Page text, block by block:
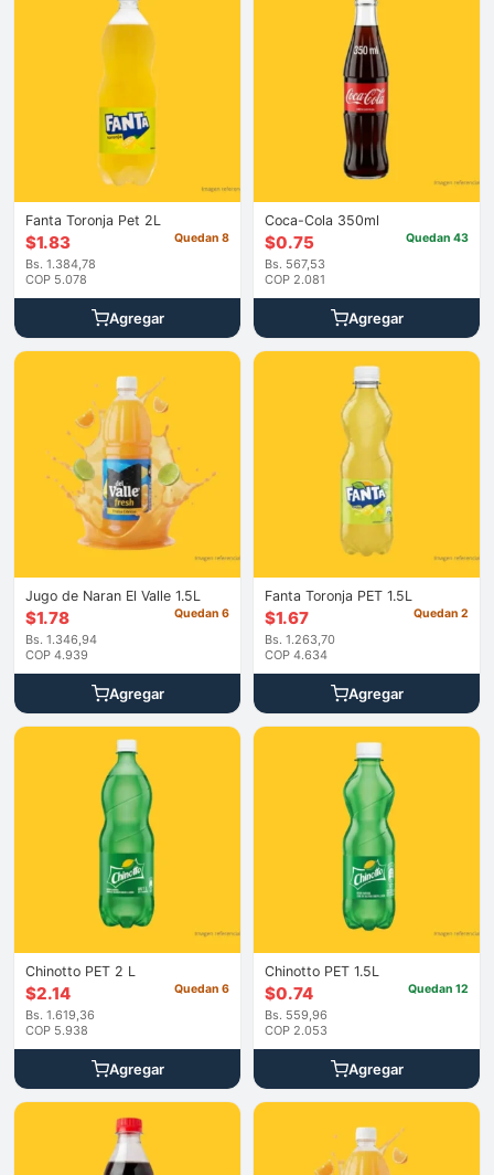
Fanta Toronja Pet 2L
$1.83
Bs. 1.384,78
COP 5.078
Quedan 8
Agregar
Coca-Cola 350ml
$0.75
Bs. 567,53
COP 2.081
Quedan 43
Agregar
Jugo de Naran El Valle 1.5L
$1.78
Bs. 1.346,94
COP 4.939
Quedan 6
Agregar
Fanta Toronja PET 1.5L
$1.67
Bs. 1.263,70
COP 4.634
Quedan 2
Agregar
Chinotto PET 2 L
$2.14
Bs. 1.619,36
COP 5.938
Quedan 6
Agregar
Chinotto PET 1.5L
$0.74
Bs. 559,96
COP 2.053
Quedan 12
Agregar